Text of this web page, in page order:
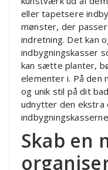
eller tapetsere
mønster, der
indretning. Det kan
indbygningskasser
kan sætte planter,
elementer i. På den
og unik stil på dit
udnytter den ekstra
Skab en